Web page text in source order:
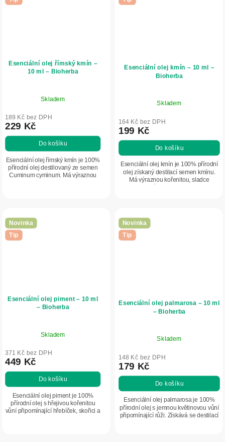
Esenciální olej římský kmín –
10 ml – Bioherba
Skladem
189 Kč bez DPH
229 Kč
Do košíku
Esenciální olej římský kmín je 100%
přírodní olej destilovaný ze semen
Cuminum cyminum. Má výraznou
Esenciální olej kmín – 10 ml –
Bioherba
Skladem
164 Kč bez DPH
199 Kč
Do košíku
Esenciální olej kmín je 100% přírodní
olej získaný destilací semen kmínu.
Má výraznou kořenitou, sladce
Novinka
Tip
Esenciální olej piment – 10 ml
– Bioherba
Skladem
371 Kč bez DPH
449 Kč
Do košíku
Esenciální olej piment je 100%
přírodní olej s hřejivou kořenitou
vůní připomínající hřebíček, skořici a
Novinka
Tip
Esenciální olej palmarosa – 10 ml
– Bioherba
Skladem
148 Kč bez DPH
179 Kč
Do košíku
Esenciální olej palmarosa je 100%
přírodní olej s jemnou květinovou vůní
připomínající růži. Získává se destilací